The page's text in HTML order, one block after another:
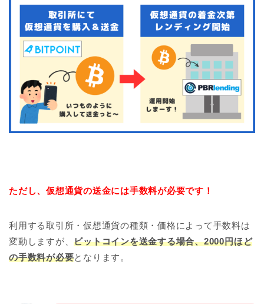
ただし、仮想通貨の送金には手数料が必要です！
利用する取引所・仮想通貨の種類・価格によって手数料は
変動しますが、ビットコインを送金する場合、2000円ほど
の手数料が必要となります。